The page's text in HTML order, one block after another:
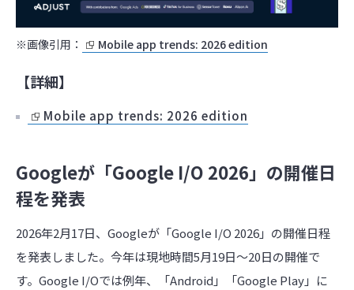
※画像引用： Mobile app trends: 2026 edition
【詳細】
Mobile app trends: 2026 edition
Googleが「Google I/O 2026」の開催日
程を発表
2026年2月17日、Googleが「Google I/O 2026」の開催日程
を発表しました。今年は現地時間5月19日～20日の開催で
す。Google I/Oでは例年、「Android」「Google Play」に